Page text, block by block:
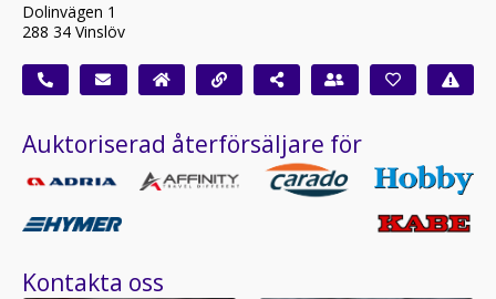
Dolinvägen 1
288 34 Vinslöv
Auktoriserad återförsäljare för
Kontakta oss